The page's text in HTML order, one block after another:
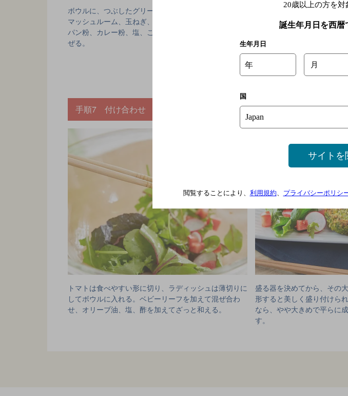
ボウルに、つぶしたグリーンピースと砕いたナッツ類、
マッシュルーム、玉ねぎ、にんにく、ミント、溶き卵、
パン粉、カレー粉、塩、こしょうを合わせ、手でよく混
ぜる。
食べやすい大きさに丸め、
ら大の小判型に整える。
手順7 付け合わせ
トマトは食べやすい形に切り、ラディッシュは薄切りに
してボウルに入れる。ベビーリーフを加えて混ぜ合わ
せ、オリーブ油、塩、酢を加えてざっと和える。
完成
盛る器を決めてから、その
形すると美しく盛り付けら
なら、やや大きめで平らに
す。
20歳以上の方を対
誕生年月日を西暦
生年月日
年 月
国
サイトを
閲覧することにより、 利用規約、 プライバシーポリシ